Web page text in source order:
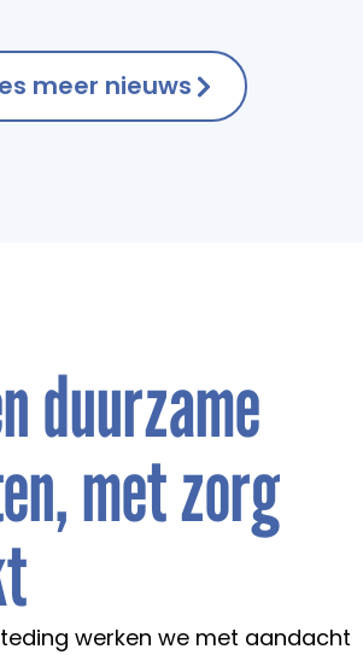
meer nieuws
duurzame
met zorg
werken we met aandacht